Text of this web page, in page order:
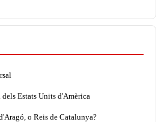
Estats Units d'Amèrica
o Reis de Catalunya?